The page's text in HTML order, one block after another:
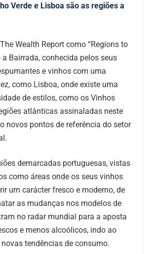
Verde e Lisboa são as regiões a
Wealth Report como “Regions to
a Bairrada, conhecida pelos seus
e vinhos com uma
como Lisboa, onde existe uma
de estilos, como os Vinhos
atlânticas assinaladas neste
novos pontos de referência do setor
demarcadas portuguesas, vistas
como áreas onde os seus vinhos
um carácter fresco e moderno, de
as mudanças nos modelos de
no radar mundial para a aposta
e menos alcoólicos, indo ao
tendências de consumo.